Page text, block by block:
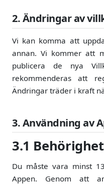
2. Ändringar av
Vi kan komma att
annan. Vi kommer att
publicera de nya
rekommenderas att
Ändringar träder i kraft
3. Användning av
3.1 Behörighet
Du måste vara minst
Appen. Genom att